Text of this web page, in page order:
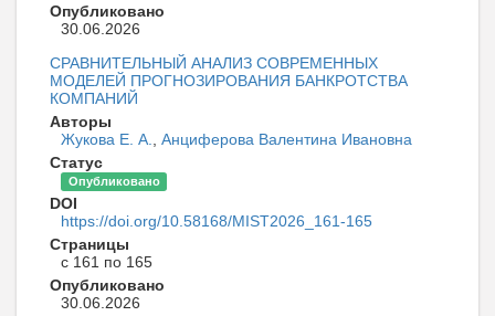
Опубликовано
30.06.2026
СРАВНИТЕЛЬНЫЙ АНАЛИЗ СОВРЕМЕННЫХ
МОДЕЛЕЙ ПРОГНОЗИРОВАНИЯ БАНКРОТСТВА
КОМПАНИЙ
Авторы
Жукова Е. А.
Анциферова Валентина Ивановна
Статус
Опубликовано
DOI
https://doi.org/10.58168/MIST2026_161-165
Страницы
с 161 по 165
Опубликовано
30.06.2026